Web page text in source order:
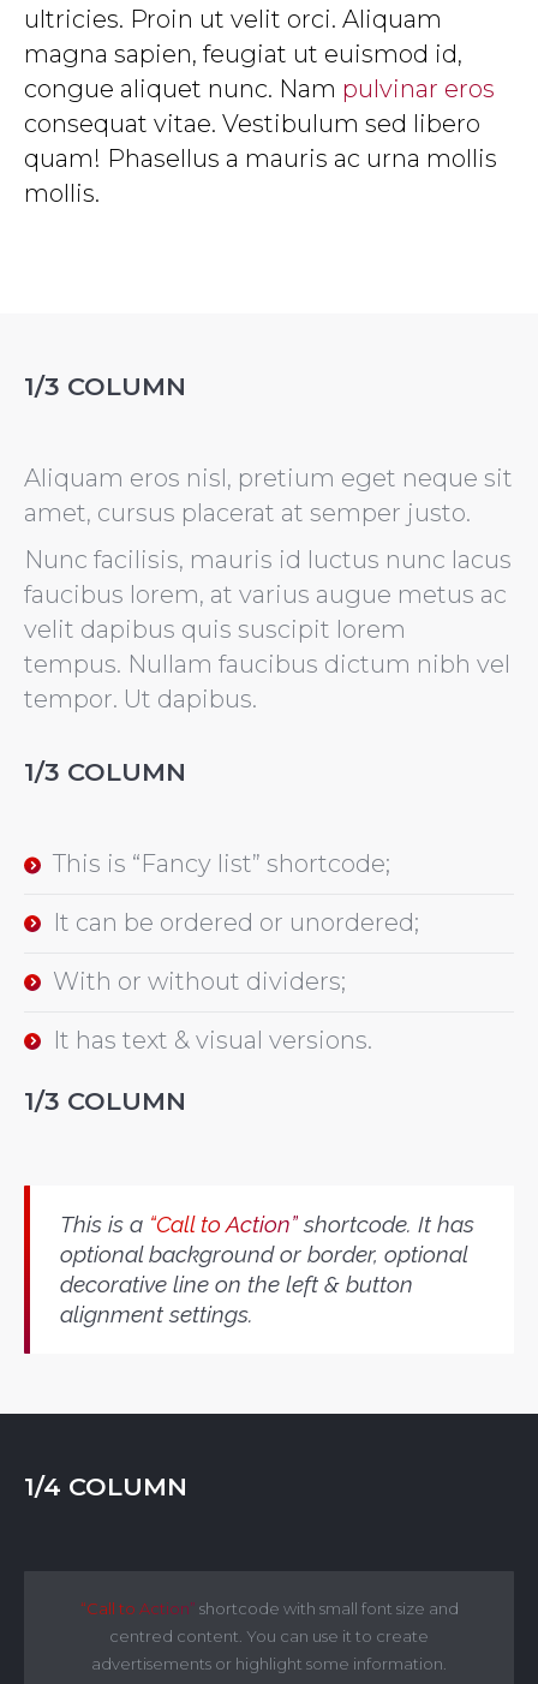
ultricies. Proin ut velit orci. Aliquam
magna sapien, feugiat ut euismod id,
congue aliquet nunc. Nam pulvinar eros
consequat vitae. Vestibulum sed libero
quam! Phasellus a mauris ac urna mollis
mollis.
1/3 COLUMN
Aliquam eros nisl, pretium eget neque sit
amet, cursus placerat at semper justo.
Nunc facilisis, mauris id luctus nunc lacus
faucibus lorem, at varius augue metus ac
velit dapibus quis suscipit lorem
tempus. Nullam faucibus dictum nibh vel
tempor. Ut dapibus.
1/3 COLUMN
This is “Fancy list” shortcode;
It can be ordered or unordered;
With or without dividers;
It has text & visual versions.
1/3 COLUMN
This is a “Call to Action”shortcode. It has
optional background or border, optional
decorative line on the left & button
alignment settings.
1/4 COLUMN
“Call to Action” shortcode with small font size and
centred content. You can use it to create
advertisements or highlight some information.